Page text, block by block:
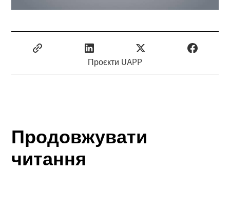
Проєкти UAPP
Продовжувати
читання